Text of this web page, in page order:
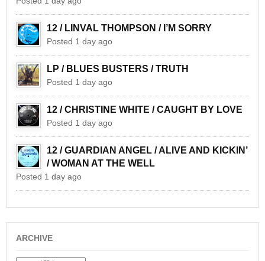
12 / LINVAL THOMPSON / I’M SORRY
Posted 1 day ago
LP / BLUES BUSTERS / TRUTH
Posted 1 day ago
12 / CHRISTINE WHITE / CAUGHT BY LOVE
Posted 1 day ago
12 / GUARDIAN ANGEL / ALIVE AND KICKIN’
/ WOMAN AT THE WELL
Posted 1 day ago
ARCHIVE